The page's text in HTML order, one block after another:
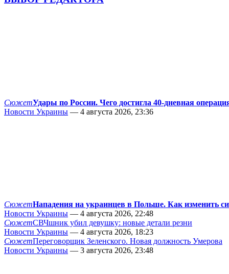
СюжетУдары по России. Чего достигла 40-дневная
Новости Украины — 4 августа 2026, 23:36
СюжетНападения на украинцев в Польше. Как изменить
Новости Украины — 4 августа 2026, 22:48
СюжетСВЧшник убил девушку: новые детали резни
Новости Украины — 4 августа 2026, 18:23
СюжетПереговорщик Зеленского. Новая должность Умерова
Новости Украины — 3 августа 2026, 23:48